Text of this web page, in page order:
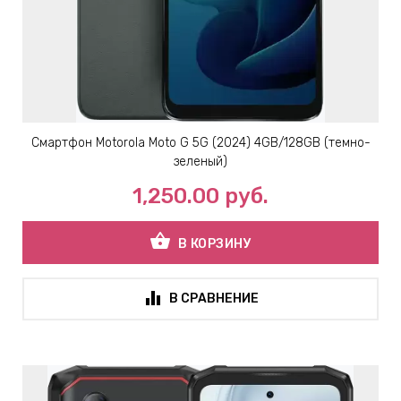
Смартфон Motorola Moto G 5G (2024) 4GB/128GB (темно-
зеленый)
1,250.00 руб.
shopping_basket В КОРЗИНУ
В СРАВНЕНИЕ